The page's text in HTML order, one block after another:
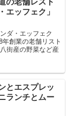
の老舗レスト
エッフェク」
ダ・エッフェク
年創業の老舗リスト
街産の野菜など産
とエスプレッ
ランチとムー